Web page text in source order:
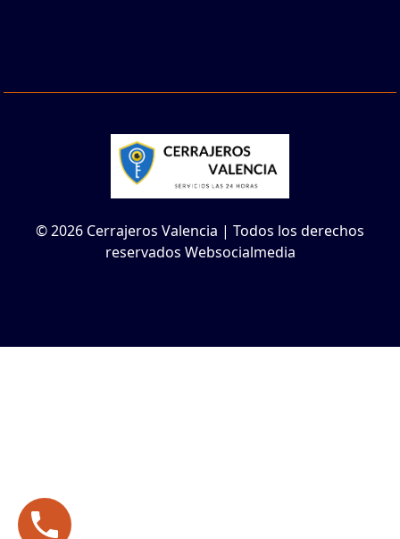
© 2026 Cerrajeros Valencia | Todos los derechos
reservados Websocialmedia